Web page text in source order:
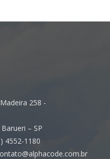
258 -
– SP
4552-1180